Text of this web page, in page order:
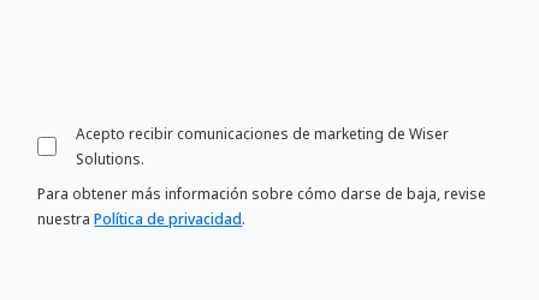
Acepto recibir comunicaciones de marketing de Wiser
Solutions.
Para obtener más información sobre cómo darse de baja, revise
nuestraPolítica de privacidad.